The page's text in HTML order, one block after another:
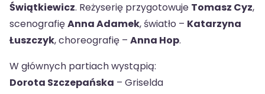
Świątkiewicz. Reżyserię przygotowuje Tomasz Cyz,
scenografięAnna Adamek, światło – Katarzyna
Łuszczyk, choreografię – Anna Hop.
W głównych partiach wystąpią:
Dorota Szczepańska – Griselda